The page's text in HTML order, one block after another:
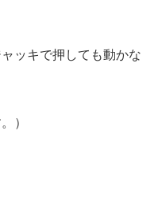
ッキで押しても動かな
）